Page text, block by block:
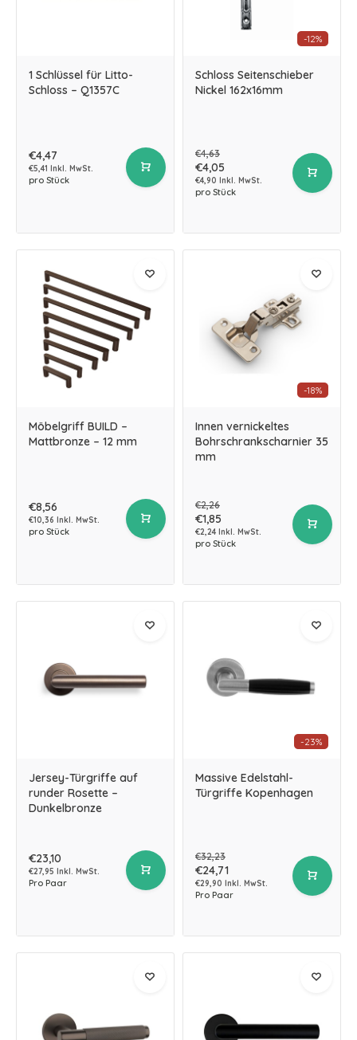
1 Schlüssel für Litto-
Schloss – Q1357C
€4,47
€5,41 Inkl. MwSt.
pro Stück
-12%
Schloss Seitenschieber
Nickel 162x16mm
€4,63
€4,05
€4,90 Inkl. MwSt.
pro Stück
Möbelgriff BUILD –
Mattbronze – 12 mm
€8,56
€10,36 Inkl. MwSt.
pro Stück
-18%
Innen vernickeltes
Bohrschrankscharnier 35
mm
€2,26
€1,85
€2,24 Inkl. MwSt.
pro Stück
Jersey-Türgriffe auf
runder Rosette –
Dunkelbronze
€23,10
€27,95 Inkl. MwSt.
Pro Paar
-23%
Massive Edelstahl-
Türgriffe Kopenhagen
€32,23
€24,71
€29,90 Inkl. MwSt.
Pro Paar